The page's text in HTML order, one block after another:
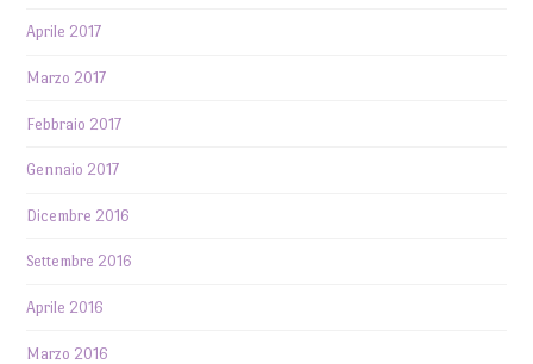
Aprile 2017
Marzo 2017
Febbraio 2017
Gennaio 2017
Dicembre 2016
Settembre 2016
Aprile 2016
Marzo 2016